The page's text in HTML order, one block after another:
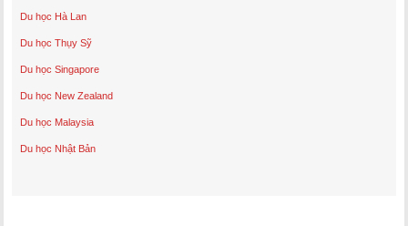
Du học Hà Lan
Du học Thụy Sỹ
Du học Singapore
Du học New Zealand
Du học Malaysia
Du học Nhật Bản